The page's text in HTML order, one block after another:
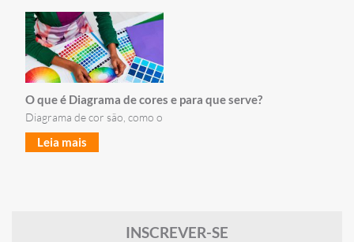
O que é Diagrama de cores e para que serve?
Diagrama de cor são, como o
Leia mais
INSCREVER-SE